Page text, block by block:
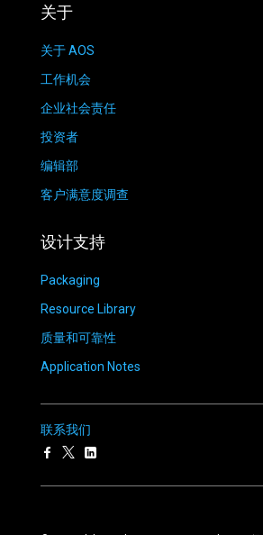
关于
关于 AOS
工作机会
企业社会责任
投资者
编辑部
客户满意度调查
设计支持
Packaging
Resource Library
质量和可靠性
Application Notes
联系我们